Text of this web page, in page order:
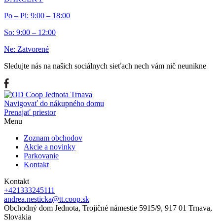
Po – Pi: 9:00 – 18:00
So: 9:00 – 12:00
Ne: Zatvorené
Sledujte nás na našich sociálnych sieťach nech vám nič neunikne
Navigovať do nákupného domu
Prenajať priestor
Menu
Zoznam obchodov
Akcie a novinky
Parkovanie
Kontakt
Kontakt
+421333245111
andrea.nesticka@tt.coop.sk
Obchodný dom Jednota, Trojičné námestie 5915/9, 917 01 Trnava,
Slovakia